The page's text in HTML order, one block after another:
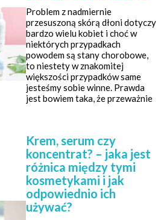
Problem z nadmiernie
przesuszoną skórą dłoni dotyczy
bardzo wielu kobiet i choć w
niektórych przypadkach
powodem są stany chorobowe,
to niestety w znakomitej
większości przypadków same
jesteśmy sobie winne. Prawda
jest bowiem taka, że przeważnie
Krem, serum czy
koncentrat? – jaka jest
różnica między tymi
kosmetykami i jak
odpowiednio ich
używać?